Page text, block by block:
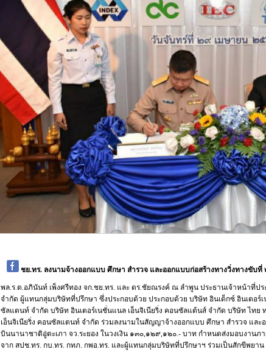
ชย.ทร. ลงนามจ้างออกแบบ ศึกษา สำรวจ และออกแบบก่อสร้างทางวิ่งทางขับที่
พล.ร.ต.อภินันท์ เพ็งศรีทอง จก.ชย.ทร. และ ดร.ชัยณรงค์ ณ ลำพูน ประธานเจ้าหน้าที่ป
จำกัด ผู้แทนกลุ่มบริษัทที่ปรึกษา ซึ่งประกอบด้วย ประกอบด้วย บริษัท อินเด็กซ์ อินเตอร์
ซัลแตนท์ จำกัด บริษัท อินเตอร์เนชั่นแนล เอ็นจิเนียริ่ง คอนซัลแต้นส์ จำกัด บริษัท ไท
เอ็นจิเนียริ่ง คอนซัลแตนท์ จำกัด ร่วมลงนามในสัญญาจ้างออกแบบ ศึกษา สำรวจ แล
บินนานาชาติอู่ตะเภา จว.ระยอง ในวงเงิน ๑๓๐,๑๒๙,๑๒๐.- บาท กำหนดส่งมอบงา
จาก สปช.ทร. กบ.ทร. กทภ. กพอ.ทร. และผู้แทนกลุ่มบริษัทที่ปรึกษาฯ ร่วมเป็นสักขีพยา